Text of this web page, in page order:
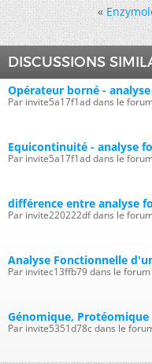
«
DISCUSSIONS
Opérateur borné -
Par invite5a17f1ad dans le
Equicontinuité - analyse
Par invite5a17f1ad dans le
différence entre analyse
Par invite220222df dans le
Analyse Fonctionnelle
Par invitec13ffb79 dans le forum
Génomique, Protéomique
Par invite5351d78c dans le